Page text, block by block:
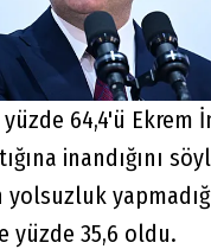
yüzde 64,4'ü Ekrem
inandığını
yüzde 35,6 oldu.